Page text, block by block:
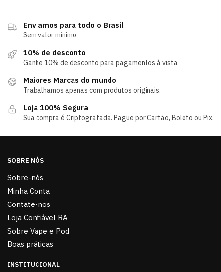
Enviamos para todo o Brasil
Sem valor mínimo
10% de desconto
Ganhe 10% de desconto para pagamentos á vista
Maiores Marcas do mundo
Trabalhamos apenas com produtos originais.
Loja 100% Segura
Sua compra é Criptografada. Pague por Cartão, Boleto ou Pix.
SOBRE NÓS
Sobre-nós
Minha Conta
Contate-nos
Loja Confiável RA
Sobre Vape e Pod
Boas práticas
INSTITUCIONAL